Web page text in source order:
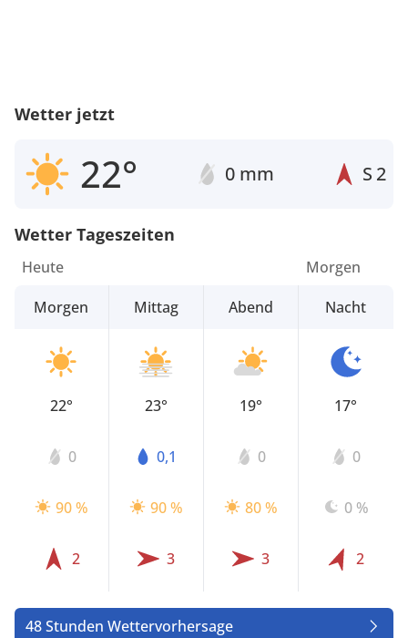
Wetter jetzt
22° 0 mm S 2
Wetter Tageszeiten
Heute
Morgen
22°
0
90 %
2
Mittag
23°
0,1
90 %
3
Abend
19°
0
80 %
3
Morgen
Nacht
17°
0
0 %
2
48 Stunden Wettervorhersage